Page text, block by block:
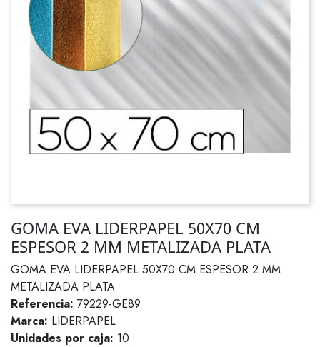
GOMA EVA LIDERPAPEL 50X70 CM
ESPESOR 2 MM METALIZADA PLATA
GOMA EVA LIDERPAPEL 50X70 CM ESPESOR 2 MM
METALIZADA PLATA
Referencia: 79229-GE89
Marca: LIDERPAPEL
Unidades por caja: 10